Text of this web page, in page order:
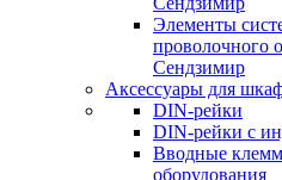
Элементы
проволочного
Сендзимир
Аксессуары для
DIN-рейки
DIN-рейки с
Вводные
оборудования